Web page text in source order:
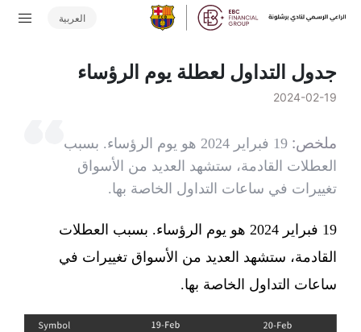
العربية
جدول التداول لعطلة يوم الرؤساء
2024-02-19
ملخص:
19 فبراير 2024 هو يوم الرؤساء. بسبب
العطلات القادمة، ستشهد العديد من الأسواق
تغييرات في ساعات التداول الخاصة بها.
19 فبراير 2024 هو يوم الرؤساء. بسبب العطلات
القادمة، ستشهد العديد من الأسواق تغييرات في
ساعات التداول الخاصة بها.